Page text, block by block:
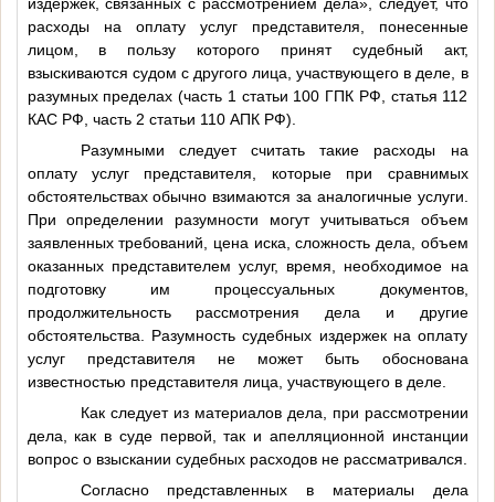
расходы на оплату услуг представителя, понесенные
лицом, в пользу которого принят судебный акт,
взыскиваются судом с другого лица, участвующего в деле, в
разумных пределах (часть 1 статьи 100 ГПК РФ, статья 112
КАС РФ, часть 2 статьи 110 АПК РФ).
Разумными следует считать такие расходы на
оплату услуг представителя, которые при сравнимых
обстоятельствах обычно взимаются за аналогичные услуги.
При определении разумности могут учитываться объем
заявленных требований, цена иска, сложность дела, объем
оказанных представителем услуг, время, необходимое на
подготовку им процессуальных документов,
продолжительность рассмотрения дела и другие
обстоятельства. Разумность судебных издержек на оплату
услуг представителя не может быть обоснована
известностью представителя лица, участвующего в деле.
Как следует из материалов дела, при рассмотрении
дела, как в суде первой, так и апелляционной инстанции
вопрос о взыскании судебных расходов не рассматривался.
Согласно представленных в материалы дела